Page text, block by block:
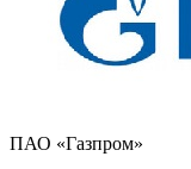
ПАО «Газпром»